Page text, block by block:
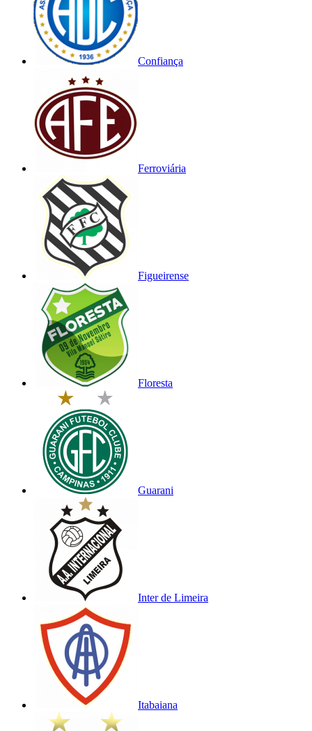
Confiança
Ferroviária
Figueirense
Floresta
Guarani
Inter de Limeira
Itabaiana